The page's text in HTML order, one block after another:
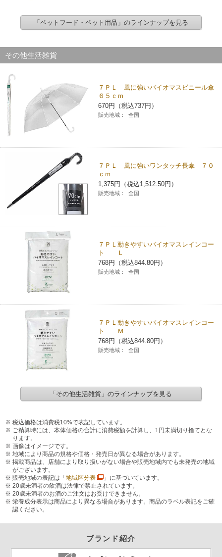
「ペットフード・ペット用品」のラインナップを見る
その他生活雑貨
７ＰＬ 風に強いバイオマスビニール傘
６５ｃｍ
670円（税込737円）
販売地域： 全国
７ＰＬ 風に強いワンタッチ長傘 ７０
ｃｍ
1,375円（税込1,512.50円）
販売地域： 全国
７ＰＬ動きやすいバイオマスレインコー
ト Ｌ
768円（税込844.80円）
販売地域： 全国
７ＰＬ動きやすいバイオマスレインコー
ト Ｍ
768円（税込844.80円）
販売地域： 全国
「その他生活雑貨」のラインナップを見る
税込価格は消費税10%で表記しています。
ご精算時には、本体価格の合計に消費税額を計算し、1円未満切り捨てとな
ります。
画像はイメージです。
地域により商品の規格や価格・発売日が異なる場合があります。
掲載商品は、店舗により取り扱いがない場合や販売地域内でも未発売の地域
がございます。
販売地域の表記は「 地域区分表
」に基づいています。
20歳未満者の飲酒は法律で禁止されています。
20歳未満者のお酒のご注文はお受けできません。
栄養成分表示は商品により異なる場合があります。商品のラベル表記をご確
認ください。
ブランド紹介